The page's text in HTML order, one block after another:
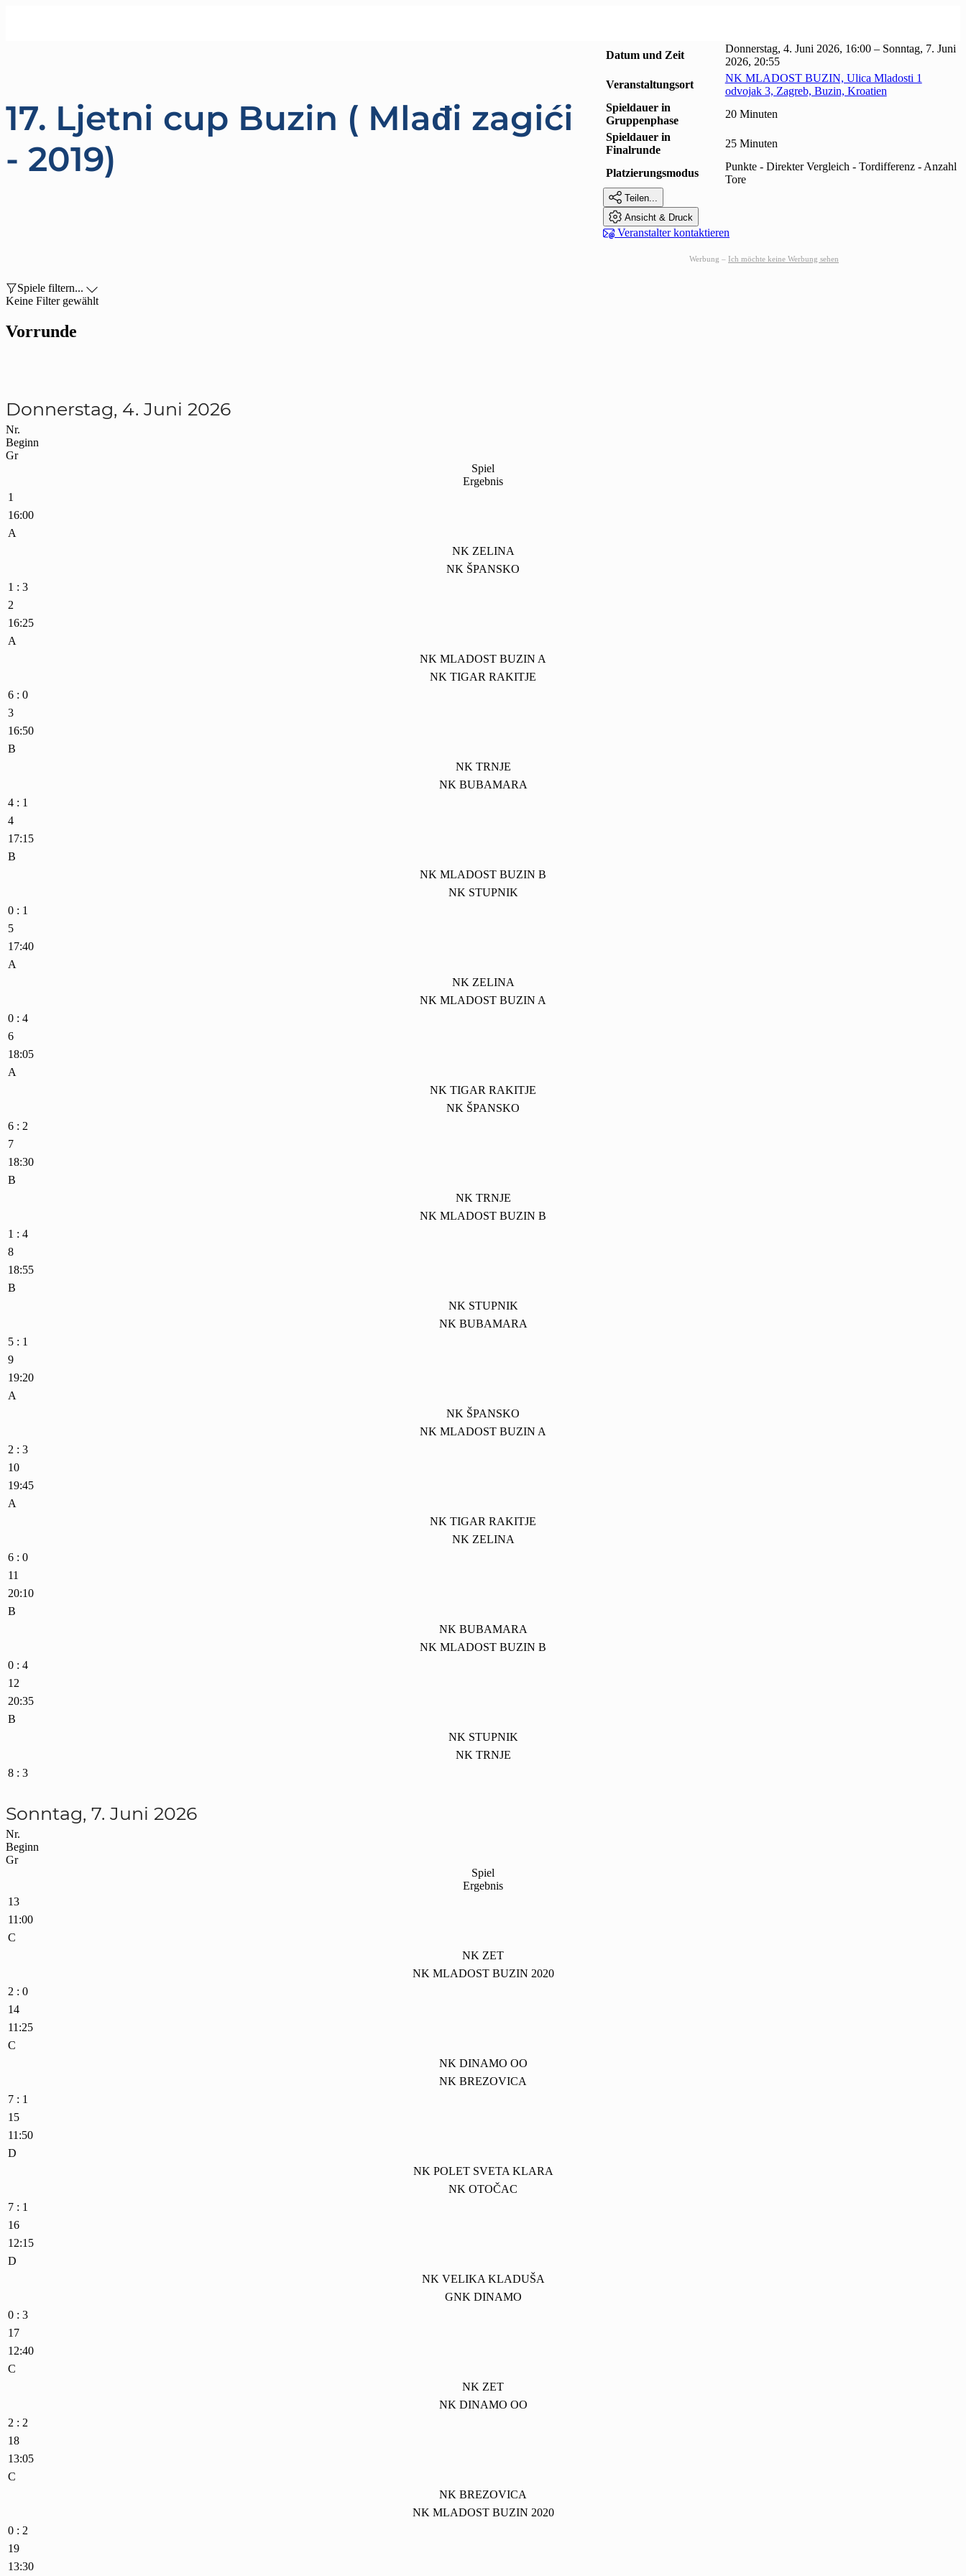
17. Ljetni cup Buzin ( Mlađi zagići
- 2019)
Datum und Zeit
Donnerstag, 4. Juni 2026, 16:00 – Sonntag, 7. Juni
2026, 20:55
Veranstaltungsort
NK MLADOST BUZIN, Ulica Mladosti 1
odvojak 3, Zagreb, Buzin, Kroatien
Spieldauer in
Gruppenphase
20 Minuten
Spieldauer in
Finalrunde
25 Minuten
Platzierungsmodus
Punkte - Direkter Vergleich - Tordifferenz - Anzahl
Tore
 Teilen...
 Ansicht & Druck
 Veranstalter kontaktieren
Werbung – Ich möchte keine Werbung sehen
Spiele filtern... 
Keine Filter gewählt
Vorrunde
Donnerstag, 4. Juni 2026
Nr.
Beginn
Gr
Spiel
Ergebnis
1
16:00
A
NK ZELINA
NK ŠPANSKO
1 : 3
2
16:25
A
NK MLADOST BUZIN A
NK TIGAR RAKITJE
6 : 0
3
16:50
B
NK TRNJE
NK BUBAMARA
4 : 1
4
17:15
B
NK MLADOST BUZIN B
NK STUPNIK
0 : 1
5
17:40
A
NK ZELINA
NK MLADOST BUZIN A
0 : 4
6
18:05
A
NK TIGAR RAKITJE
NK ŠPANSKO
6 : 2
7
18:30
B
NK TRNJE
NK MLADOST BUZIN B
1 : 4
8
18:55
B
NK STUPNIK
NK BUBAMARA
5 : 1
9
19:20
A
NK ŠPANSKO
NK MLADOST BUZIN A
2 : 3
10
19:45
A
NK TIGAR RAKITJE
NK ZELINA
6 : 0
11
20:10
B
NK BUBAMARA
NK MLADOST BUZIN B
0 : 4
12
20:35
B
NK STUPNIK
NK TRNJE
8 : 3
Sonntag, 7. Juni 2026
Nr.
Beginn
Gr
Spiel
Ergebnis
13
11:00
C
NK ZET
NK MLADOST BUZIN 2020
2 : 0
14
11:25
C
NK DINAMO OO
NK BREZOVICA
7 : 1
15
11:50
D
NK POLET SVETA KLARA
NK OTOČAC
7 : 1
16
12:15
D
NK VELIKA KLADUŠA
GNK DINAMO
0 : 3
17
12:40
C
NK ZET
NK DINAMO OO
2 : 2
18
13:05
C
NK BREZOVICA
NK MLADOST BUZIN 2020
0 : 2
19
13:30